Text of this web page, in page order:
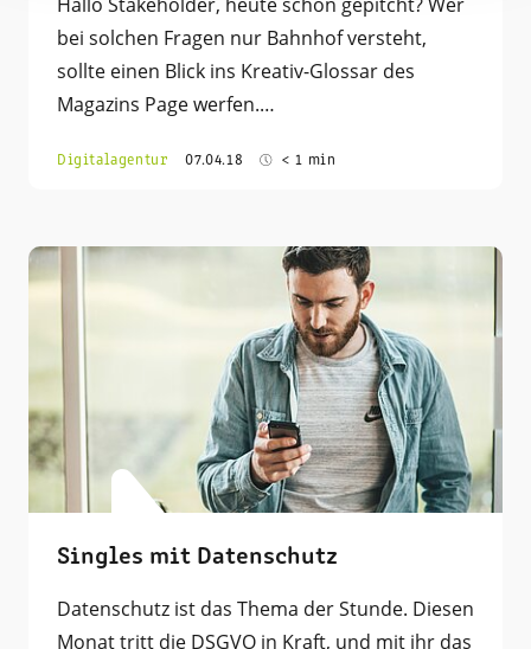
bei solchen Fragen nur Bahnhof versteht,
sollte einen Blick ins Kreativ-Glossar des
Magazins Page werfen.…
Digitalagentur 07.04.18 < 1 min
Singles mit Datenschutz
Datenschutz ist das Thema der Stunde. Diesen
Monat tritt die DSGVO in Kraft, und mit ihr das